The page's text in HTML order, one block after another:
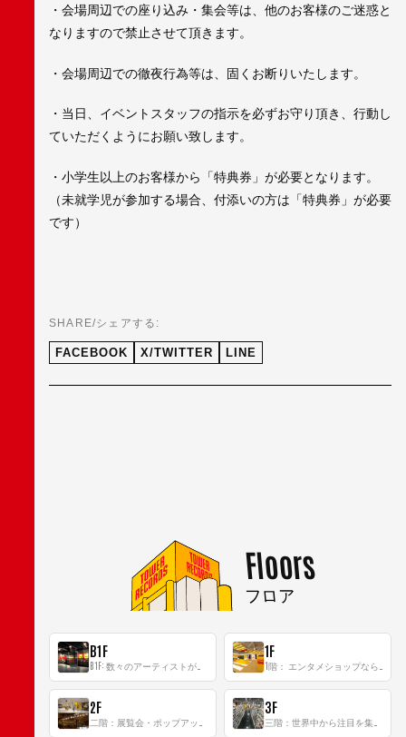
・会場周辺での座り込み・集会等は、他のお客様のご迷惑と
なりますので禁止させて頂きます。
・会場周辺での徹夜行為等は、固くお断りいたします。
・当日、イベントスタッフの指示を必ずお守り頂き、行動し
ていただくようにお願い致します。
・小学生以上のお客様から「特典券」が必要となります。
（未就学児が参加する場合、付添いの方は「特典券」が必要
です）
SHARE/シェアする:
FACEBOOK X/TWITTER LINE
Floors
フロア
B1F 1F
2F 3F